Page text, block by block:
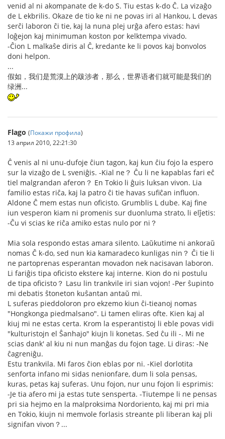
venid al ni akompanate de k-do S. Tiu estas k-do Ĉ. La vizaĝo
de L ekbrilis. Okaze de tio ke ni ne povas iri al Hankou, L devas
serĉi laboron ĉi tie, kaj la nuna plej urĝa afero estas: havi
loĝejon kaj minimuman koston por kelktempa vivado.
-Ĉion L malkaŝe diris al Ĉ, kredante ke li povos kaj bonvolos
doni helpon.
...
假如，我们是荒漠上的跋涉者，那么，世界语者们就可能是我们的
绿洲...
Flago (Покажи профила)
13 април 2010, 22:21:30
Ĉ venis al ni unu-dufoje ĉiun tagon, kaj kun ĉiu fojo la espero
sur la vizaĝo de L sveniĝis. -Kial ne？ Ĉu li ne kapablas fari eĉ
tiel malgrandan aferon？ En Tokio li ĝuis luksan vivon. Lia
familio estas riĉa, kaj la patro ĉi tie havas sufiĉan influon.
Aldone Ĉ mem estas nun oficisto. Grumblis L dube. Kaj fine
iun vesperon kiam ni promenis sur duonluma strato, li elĵetis:
-Ĉu vi scias ke riĉa amiko estas nulo por ni？
Mia sola respondo estas amara silento. Laŭkutime ni ankoraŭ
nomas Ĉ k-do, sed nun kia kamaradeco kunligas nin？ Ĉi tie li
ne partoprenas esperantan movadon nek nacisavan laboron.
Li fariĝis tipa oficisto ekstere kaj interne. Kion do ni postulu
de tipa oficisto？ Lasu lin trankvile iri sian vojon! -Per ŝupinto
mi debatis ŝtoneton kuŝantan antaŭ mi.
L suferas pieddoloron pro ekzemo kiun ĉi-tieanoj nomas
"Hongkonga piedmalsano". Li tamen eliras ofte. Kien kaj al
kiuj mi ne estas certa. Krom la esperantistoj li eble povas vidi
"kulturistojn el Ŝanhajo" kiujn li konetas. Sed ĉu ili -. Mi ne
scias dank' al kiu ni nun manĝas du fojon tage. Li diras: -Ne
ĉagreniĝu.
Estu trankvila. Mi faros ĉion eblas por ni. -Kiel dorlotita
senforta infano mi sidas nenionfare, dum li sola pensas,
kuras, petas kaj suferas. Unu fojon, nur unu fojon li esprimis:
-Je tia afero mi ja estas tute sensperta. -Tiutempe li ne pensas
pri sia hejmo en la malproksima Nordoriento, kaj mi pri mia
en Tokio, kiujn ni memvole forlasis streante pli liberan kaj pli
signifan vivon？...